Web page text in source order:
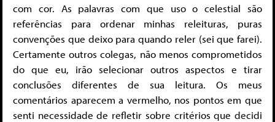
com cor. As palavras com que uso o celestial são
referências para ordenar minhas releituras, puras
convenções que deixo para quando reler (sei que farei).
Certamente outros colegas, não menos comprometidos
do que eu, irão selecionar outros aspectos e tirar
conclusões diferentes de sua leitura. Os meus
comentários aparecem a vermelho, nos pontos em que
senti necessidade de refletir sobre critérios que decidi